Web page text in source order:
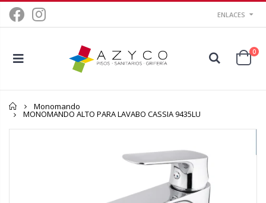
ENLACES
0
Inicio
Monomando
MONOMANDO ALTO PARA LAVABO CASSIA 9435LU